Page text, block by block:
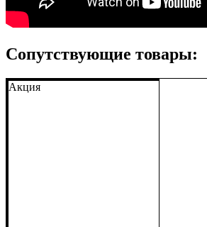
Сопутствующие товары:
Акция